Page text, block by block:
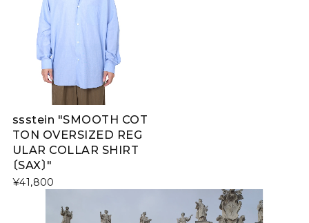
ssstein "SMOOTH COT
TON OVERSIZED REG
ULAR COLLAR SHIRT
〔SAX〕"
¥41,800